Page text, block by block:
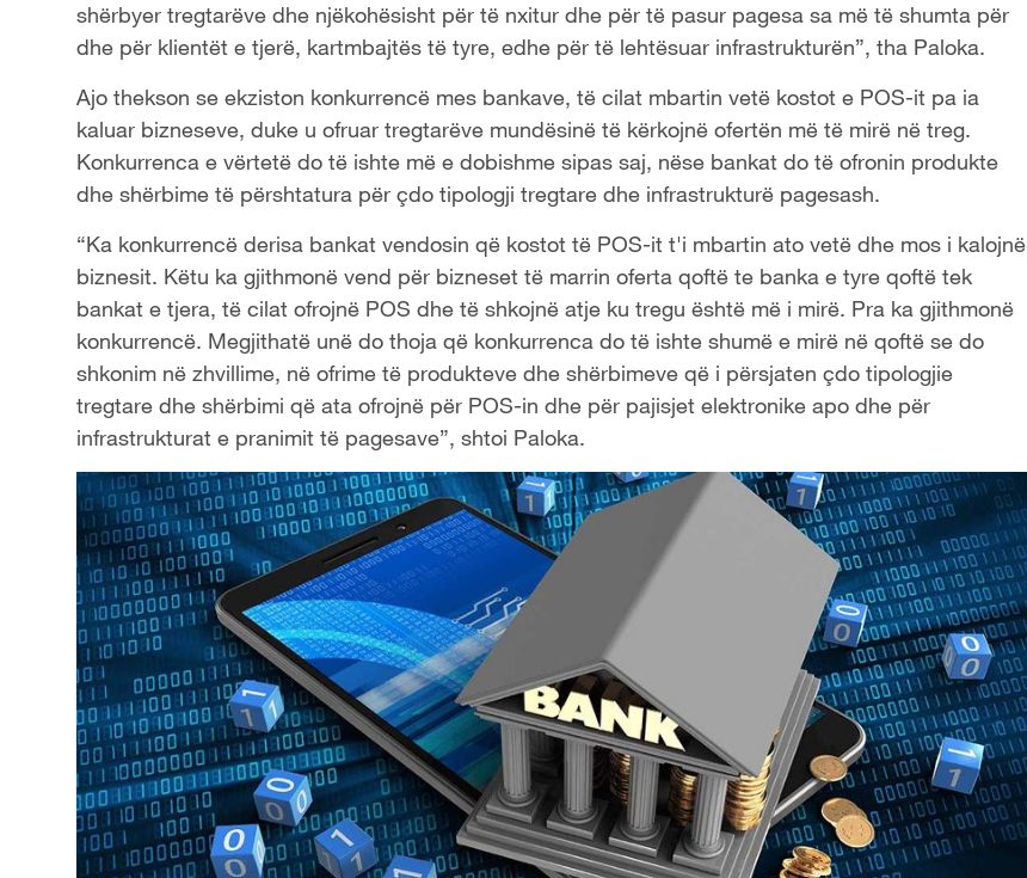
shërbyer tregtarëve dhe njëkohësisht për të nxitur dhe për të pasur pagesa sa më të shumta për
dhe për klientët e tjerë, kartmbajtës të tyre, edhe për të lehtësuar infrastrukturën”, tha Paloka.
Ajo thekson se ekziston konkurrencë mes bankave, të cilat mbartin vetë kostot e POS-it pa ia
kaluar bizneseve, duke u ofruar tregtarëve mundësinë të kërkojnë ofertën më të mirë në treg.
Konkurrenca e vërtetë do të ishte më e dobishme sipas saj, nëse bankat do të ofronin produkte
dhe shërbime të përshtatura për çdo tipologji tregtare dhe infrastrukturë pagesash.
“Ka konkurrencë derisa bankat vendosin që kostot të POS-it t'i mbartin ato vetë dhe mos i kalojnë
biznesit. Këtu ka gjithmonë vend për bizneset të marrin oferta qoftë te banka e tyre qoftë tek
bankat e tjera, të cilat ofrojnë POS dhe të shkojnë atje ku tregu është më i mirë. Pra ka gjithmonë
konkurrencë. Megjithatë unë do thoja që konkurrenca do të ishte shumë e mirë në qoftë se do
shkonim në zhvillime, në ofrime të produkteve dhe shërbimeve që i përsjaten çdo tipologjie
tregtare dhe shërbimi që ata ofrojnë për POS-in dhe për pajisjet elektronike apo dhe për
infrastrukturat e pranimit të pagesave”, shtoi Paloka.